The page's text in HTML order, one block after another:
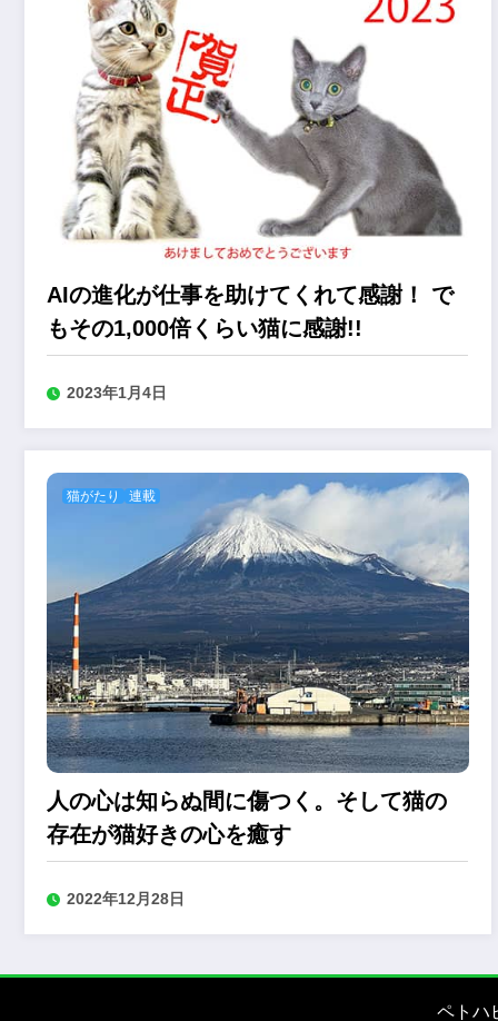
AIの進化が仕事を助けてくれて感謝！ で
もその1,000倍くらい猫に感謝!!
2023年1月4日
猫がたり 連載
人の心は知らぬ間に傷つく。そして猫の
存在が猫好きの心を癒す
2022年12月28日
ペトハ